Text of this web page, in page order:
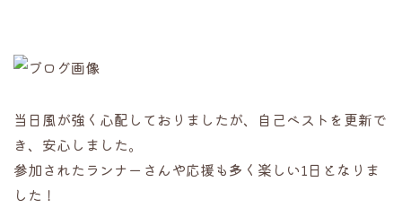
当日風が強く心配しておりましたが、自己ベストを更新で
き、安心しました。
参加されたランナーさんや応援も多く楽しい1日となりま
した！